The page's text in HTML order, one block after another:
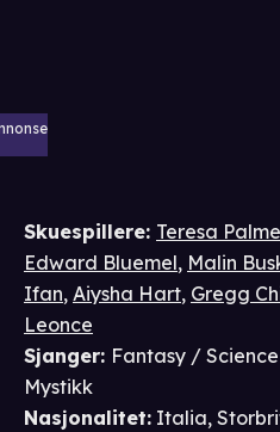
Skuespillere: Teresa
Edward Bluemel, Malin
Ifan, Aiysha Hart, Gregg
Leonce
Sjanger: Fantasy /
Mystikk
Nasjonalitet: Italia,